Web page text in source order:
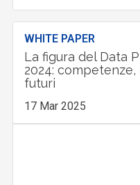
WHITE PAPER
La figura del Data
2024:
futuri
17 Mar 2025